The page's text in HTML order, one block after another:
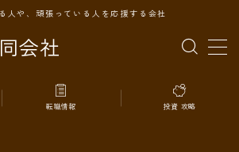
会社
人や、頑張っている人を応援する会社
転職情報 投資 攻略